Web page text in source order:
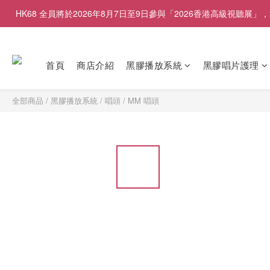
HK68 全員將於2026年8月7日至9日參與「2026香港高級視聽展」
首頁 商店介紹 黑膠播放系統 黑膠唱片護理
全部商品 / 黑膠播放系統 / 唱頭 / MM 唱頭